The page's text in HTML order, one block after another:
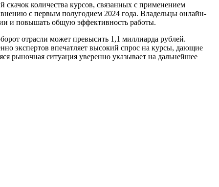
количества курсов, связанных с применением
с первым полугодием 2024 года. Владельцы онлайн-
и повышать общую эффективность работы.
отрасли может превысить 1,1 миллиарда рублей.
экспертов впечатляет высокий спрос на курсы, дающие
рыночная ситуация уверенно указывает на дальнейшее